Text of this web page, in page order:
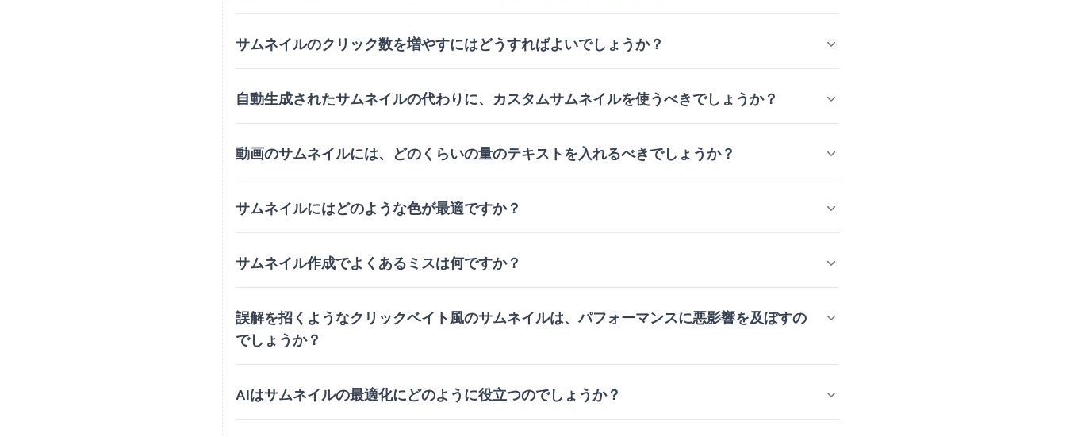
サムネイルのクリック数を増やすにはどうすればよいでしょうか？
自動生成されたサムネイルの代わりに、カスタムサムネイルを使うべきでしょうか？
動画のサムネイルには、どのくらいの量のテキストを入れるべきでしょうか？
サムネイルにはどのような色が最適ですか？
サムネイル作成でよくあるミスは何ですか？
誤解を招くようなクリックベイト風のサムネイルは、パフォーマンスに悪影響を及ぼすの
でしょうか？
AIはサムネイルの最適化にどのように役立つのでしょうか？